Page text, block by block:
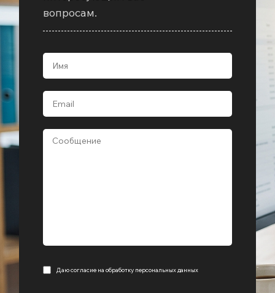
вопросам.
Даю согласие на обработку персональных данных